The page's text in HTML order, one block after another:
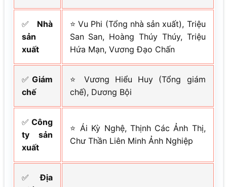
✅ Nhà
sản
xuất
⭐ Vu Phi (Tổng nhà sản xuất), Triệu
San San, Hoàng Thúy Thúy, Triệu
Hứa Mạn, Vương Đạo Chấn
✅ Giám
chế
⭐ Vương Hiểu Huy (Tổng giám
chế), Dương Bội
✅ Công
ty sản
xuất
⭐ Ái Kỳ Nghệ, Thịnh Các Ảnh Thị,
Chư Thần Liên Minh Ảnh Nghiệp
✅Địa